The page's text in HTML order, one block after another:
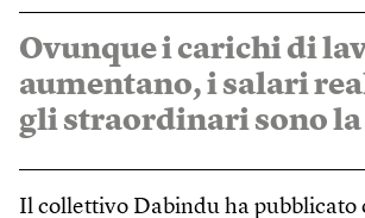
Ovunque i carichi di
aumentano, i salari
gli straordinari sono la
Il collettivo Dabindu ha pubblicato